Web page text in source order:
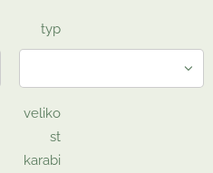
typ
veliko
st
karabi